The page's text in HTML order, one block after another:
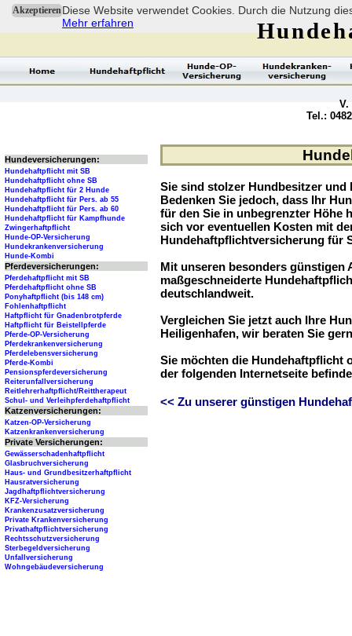
AkzeptierenDiese Website verwendet Cookies. Durch die Nutzung
Mehr erfahren
Sie sind stolzer Hundbesitzer und
Bedenken Sie jedoch, dass Ihr
für den Sie in unbegrenzter Höhe
sich vor eventuellen Kosten mit
Hundehaftpflichtversicherung für
Mit unseren besonders günstigen
maßgeschneiderte
deutschlandweit.
Vergleichen Sie jetzt auch Ihre
Heiligenhafen, wir beraten Sie
Sie möchten die Hundehaftpflicht
der folgenden Internetseite
<< Zu unserer günstigen
V.
Tel.:
Hundeversicherungen:
Hundehaftpflicht mit SB
Hundehaftpflicht ohne SB
Hundehaftpflicht für 2 Hunde
Hundehaftpflicht für Pers. ab 55
Hundehaftpflicht für Pers. ab 60
Hundehaftpflicht für Kampfhunde
Zwingerhaftpflicht
Hunde-OP-Versicherung
Hundekrankenversicherung
Hunde-Kombi
Pferdeversicherungen:
Pferdehaftpflicht mit SB
Pferdehaftpflicht ohne SB
Ponyhaftpflicht (bis 148 cm)
Fohlenhaftpflicht
Haftpflicht für Gnadenbrotpferde
Haftpflicht für Beistellpferde
Pferde-OP-Versicherung
Pferdekrankenversicherung
Pferdelebensversicherung
Pferde-Kombi
Pensionspferdeversicherung
Reiterunfallversicherung
Reitlehrerhaftpflicht/Reittherapeut
Schul- und Verleihpferdehaftpflicht
Katzenversicherungen:
Katzen-OP-Versicherung
Katzenkrankenversicherung
Private Versicherungen:
Gewässerschadenhaftpflicht
Glasbruchversicherung
Haus- und Grundbesitzerhaftpflicht
Hausratversicherung
Jagdhaftpflichtversicherung
KFZ-Versicherung
Krankenzusatzversicherung
Private Krankenversicherung
Privathaftpflichtversicherung
Rechtsschutzversicherung
Sterbegeldversicherung
Unfallversicherung
Wohngebäudeversicherung